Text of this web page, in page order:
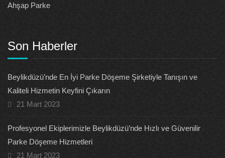
Ahşap Parke
Son Haberler
Beylikdüzü’nde En İyi Parke Döşeme Şirketiyle Tanışın ve
Kaliteli Hizmetin Keyfini Çıkarın
21 Mart 2023
Profesyonel Ekiplerimizle Beylikdüzü’nde Hızlı ve Güvenilir
Parke Döşeme Hizmetleri
21 Mart 2023